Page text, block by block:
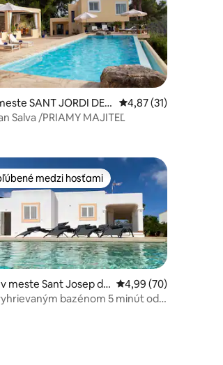
4,93 z 5, počet hodnotení: 41
SANT JORDI DE S Priemerné
4,87 (31)
Salva /PRIAMY MAJITEĽ
4,85 z 5, počet hodnotení: 186
medzi hosťami
medzi hosťami
meste Sant Josep de Priemerné
4,99 (70)
bazénom 5 minút od